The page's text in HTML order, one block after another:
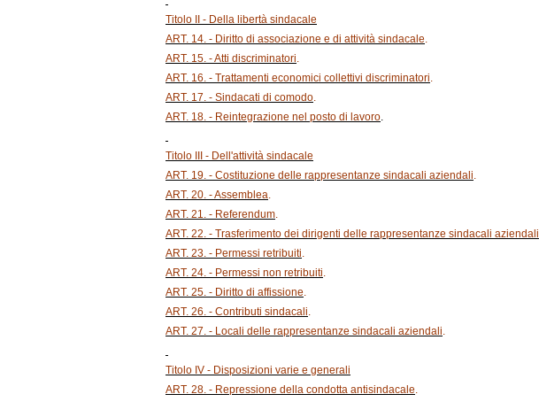
Titolo II - Della libertà sindacale
ART. 14. - Diritto di associazione e di attività sindacale.
ART. 15. - Atti discriminatori.
ART. 16. - Trattamenti economici collettivi discriminatori.
ART. 17. - Sindacati di comodo.
ART. 18. - Reintegrazione nel posto di lavoro.
Titolo III - Dell'attività sindacale
ART. 19. - Costituzione delle rappresentanze sindacali aziendali.
ART. 20. - Assemblea.
ART. 21. - Referendum.
ART. 22. - Trasferimento dei dirigenti delle rappresentanze sindacali aziendali
ART. 23. - Permessi retribuiti.
ART. 24. - Permessi non retribuiti.
ART. 25. - Diritto di affissione.
ART. 26. - Contributi sindacali.
ART. 27. - Locali delle rappresentanze sindacali aziendali.
Titolo IV - Disposizioni varie e generali
ART. 28. - Repressione della condotta antisindacale.